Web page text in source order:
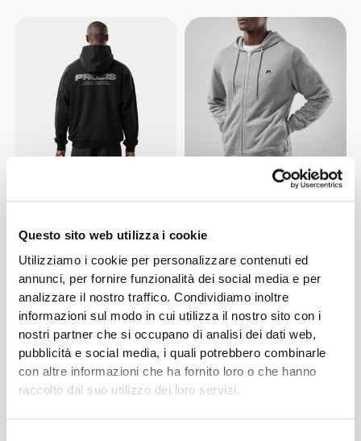
Questo sito web utilizza i cookie
Utilizziamo i cookie per personalizzare contenuti ed
annunci, per fornire funzionalità dei social media e per
analizzare il nostro traffico. Condividiamo inoltre
informazioni sul modo in cui utilizza il nostro sito con i
nostri partner che si occupano di analisi dei dati web,
pubblicità e social media, i quali potrebbero combinarle
con altre informazioni che ha fornito loro o che hanno
raccolto dal suo utilizzo dei loro servizi.
da Uomo Athleisure P